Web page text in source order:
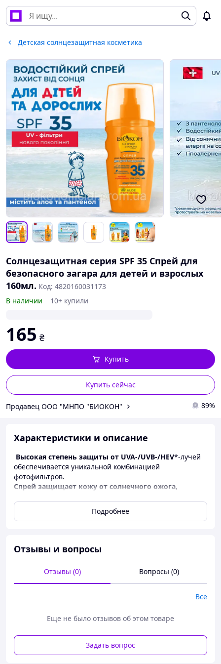
Детская солнцезащитная косметика
Cолнцезащитная серия SPF 35 Спрей для
безопасного загара для детей и взрослых
160мл. Код: 4820160031173
В наличии
10+ купили
165 ₴
Купить сейчас
Купить
Продавец ООО "МНПО "БИОКОН" 89%
Характеристики и описание
Высокая степень защиты от UVA-/UVB-/HEV*-лучей
обеспечивается уникальной комбинацией
фотофильтров.
Спрей защищает кожу от солнечного ожога,
Благодаря натуральным экстрактам, маслам и
пантенола спрей ухаживает за кожей во время загара.
Защита от HEV лучей (видимый синий свет)
обеспечивает профилактику преждевременного
Применение:нанести на кожу и равномерно
распределить. Повторять нанесение каждые 1,5-2 часа
aqua, octocrylene, dibutyl adipate,
ethylhexylmethoxycinnamate, butyl
methoxydibenzoylmethane, ceteareth-20, ethylhexyl
triazone, phenylbenzimidazole sulfonic acid, glycerin,
Подробнее
Отзывы и вопросы
Отзывы (0) Вопросы (0)
Все
Еще не было отзывов об этом товаре
Задать вопрос